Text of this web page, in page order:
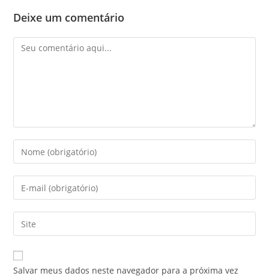
Deixe um comentário
Comentário
Digite
seu
nome
ou
de
usuário
para
comentar
Digite
seu
endereço
de
mail
para
Digite
o
URL
do
Salvar meus dados neste navegador para a próxima vez